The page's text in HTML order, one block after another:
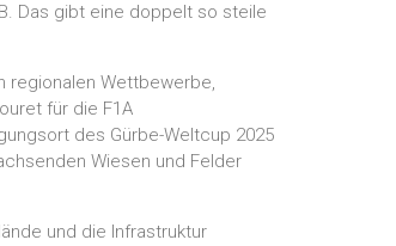
Das gibt eine doppelt so steile
regionalen Wettbewerbe,
für die F1A
des Gürbe-Weltcup 2025
Wiesen und Felder
und die Infrastruktur